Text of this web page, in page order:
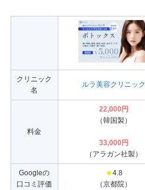
クリニック
名
ルラ美容クリニック
料金
22,000円
（韓国製）
33,000円
（アラガン社製）
Googleの
口コミ評価
★4.8
（京都院）